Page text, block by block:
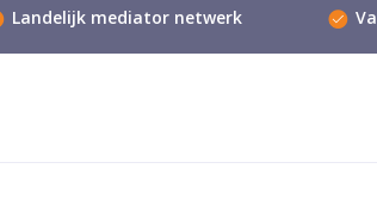
Landelijk mediator netwerk